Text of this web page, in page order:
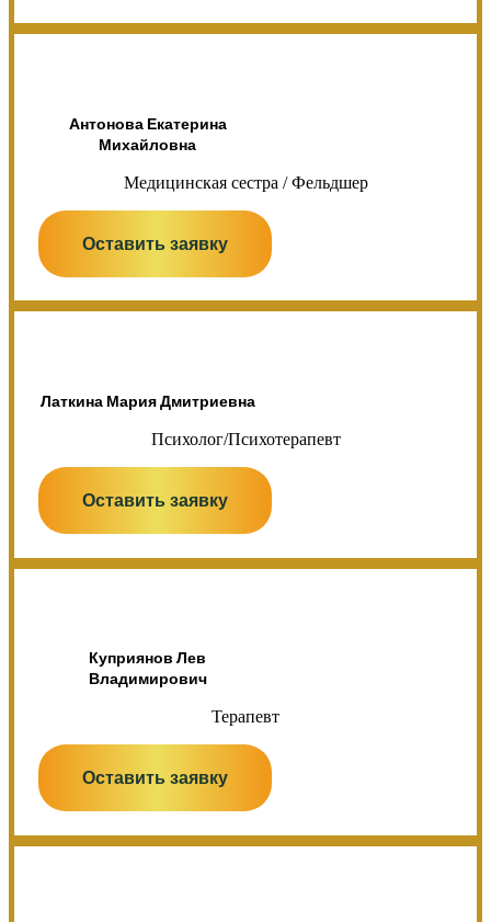
Антонова Екатерина
Михайловна
Медицинская сестра / Фельдшер
Оставить заявку
Латкина Мария Дмитриевна
Психолог/Психотерапевт
Оставить заявку
Куприянов Лев
Владимирович
Терапевт
Оставить заявку